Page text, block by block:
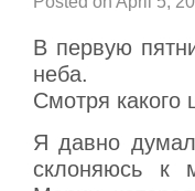
В первую
неба.
Смотря какого
Я давно
склоняюсь к